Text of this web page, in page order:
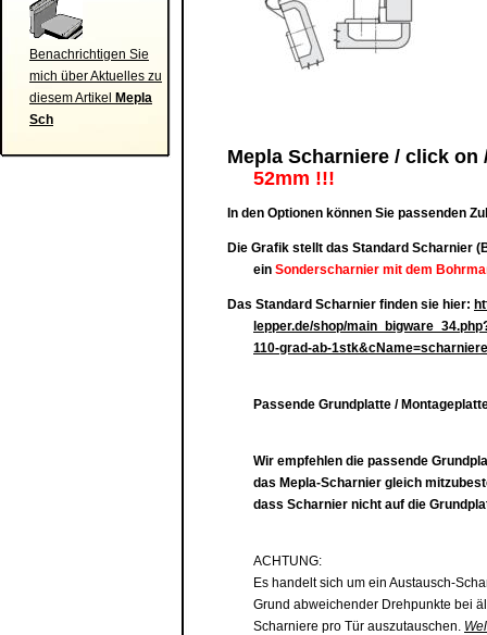
Benachrichtigen Sie
mich über Aktuelles zu
diesem Artikel
Mepla
Sch
Mepla Scharniere / click on
52mm !!!
In den Optionen können Sie passenden
Die Grafik stellt das Standard Scharnier
ein Sonderscharnier mit dem
Das Standard Scharnier finden sie hier:
lepper.de/shop/
110-grad-ab-1stk&cName=scharniere
Passende Grundplatte /
Wir empfehlen die passende
das Mepla-Scharnier gleich
dass Scharnier nicht auf die
ACHTUNG:
Es handelt sich um ein Austausch-
Grund abweichender Drehpunkte bei
Scharniere pro Tür auszutauschen.